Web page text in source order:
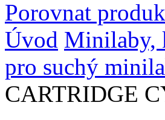
Porovnat
Úvod Minilaby,
pro suchý
CARTRIDGE